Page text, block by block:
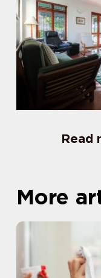
Read
More